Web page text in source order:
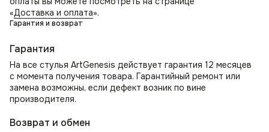
Функция вращения на 360°: Дополнительное удобство
и функциональность.
Премиальный материал: Мягкий и практичный матовый
Легкий уход: Устойчивость к износу и простота в уходе.
Универсальность: Подойдет для разных стилей
интерьера.
Сделайте свой дом еще более стильным и уютным
«Доставка и оплата».
Гарантия и возврат
Гарантия
На все стулья ArtGenesis действует гарантия 12 месяцев
с момента получения товара. Гарантийный ремонт или
замена возможны, если дефект возник по вине
производителя.
Возврат и обмен